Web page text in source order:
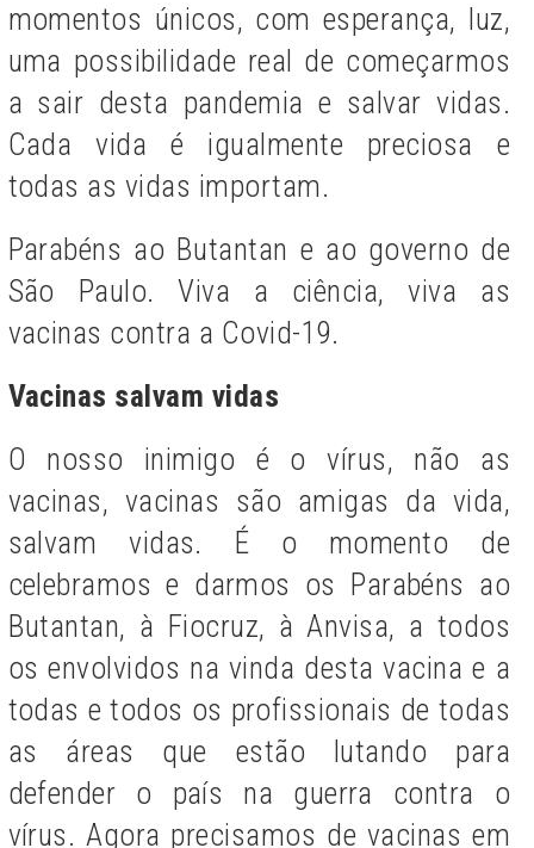
momentos únicos, com esperança, luz,
uma possibilidade real de começarmos
a sair desta pandemia e salvar vidas.
Cada vida é igualmente preciosa e
todas as vidas importam.
Parabéns ao Butantan e ao governo de
São Paulo. Viva a ciência, viva as
vacinas contra a Covid-19.
Vacinas salvam vidas
O nosso inimigo é o vírus, não as
vacinas, vacinas são amigas da vida,
salvam vidas. É o momento de
celebramos e darmos os Parabéns ao
Butantan, à Fiocruz, à Anvisa, a todos
os envolvidos na vinda desta vacina e a
todas e todos os profissionais de todas
as áreas que estão lutando para
defender o país na guerra contra o
vírus. Agora precisamos de vacinas em